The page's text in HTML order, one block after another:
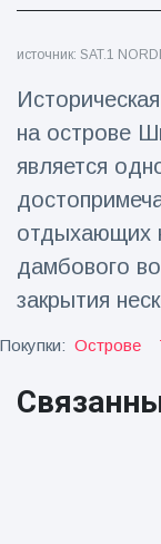
16
16
источник: SAT.1
на острове
является
отдыхающих
дамбового
закрытия
Покупки: Острове